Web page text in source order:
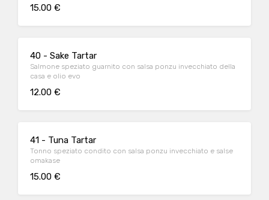
15.00 €
40 - Sake Tartar
Salmone speziato guarnito con salsa ponzu invecchiato della
casa e olio evo
12.00 €
41 - Tuna Tartar
Tonno speziato condito con salsa ponzu invecchiato e salse
omakase
15.00 €